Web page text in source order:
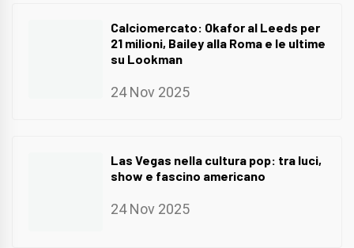
Calciomercato: Okafor al Leeds per
21 milioni, Bailey alla Roma e le ultime
su Lookman
24 Nov 2025
Las Vegas nella cultura pop: tra luci,
show e fascino americano
24 Nov 2025